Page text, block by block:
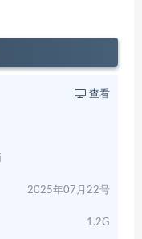
查看
2025年07月22号
1.2G